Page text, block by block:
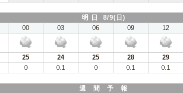
明 日 8/9(日)
00 03 06 09 12
25 24 25 28 29
0 0.1 0 0.1 0.1
週 間 予 報